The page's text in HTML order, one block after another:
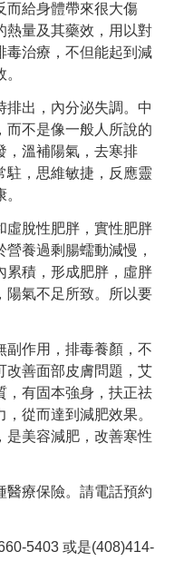
而給身體帶來很大傷
熱量及其藥效，用以對
毒治療，不但能起到減
排出，內分泌失調。中
而不是像一般人所說的
，溫補陽氣，去寒排
駐，思維敏捷，反應靈
虛脫性肥胖，實性肥胖
養過剩腸蠕動減慢，
累積，形成肥胖，虛胖
陽氣不足所致。所以要
副作用，排毒養顏，不
改善面部皮膚問題，艾
，有固本強身，扶正祛
從而達到減肥效果。
是美容減肥，改善寒性
醫療保險。請電話預約
5403 或是(408)414-